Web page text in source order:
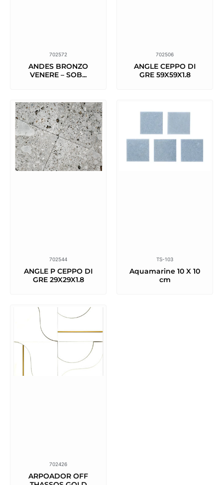
702572
ANDES BRONZO
VENERE – SOB...
702506
ANGLE CEPPO DI
GRE 59X59X1.8
702544
ANGLE P CEPPO DI
GRE 29X29X1.8
TS-103
Aquamarine 10 X 10
cm
702426
ARPOADOR OFF